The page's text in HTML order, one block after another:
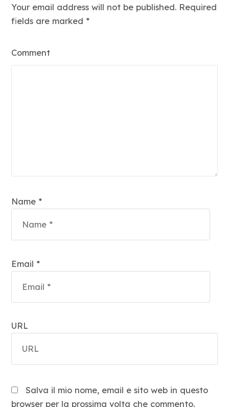
Your email address will not be published. Required
fields are marked *
Comment
Name *
Email *
URL
Salva il mio nome, email e sito web in questo
browser per la prossima volta che commento.